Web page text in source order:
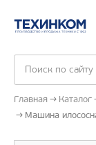
Главная Каталог
Машина